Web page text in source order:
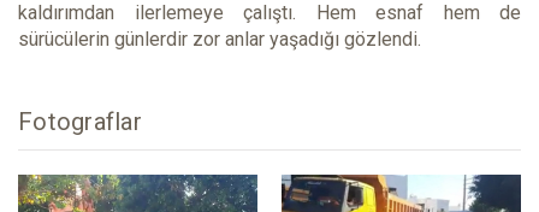
kaldırımdan ilerlemeye çalıştı. Hem esnaf hem de
sürücülerin günlerdir zor anlar yaşadığı gözlendi.
Fotograflar